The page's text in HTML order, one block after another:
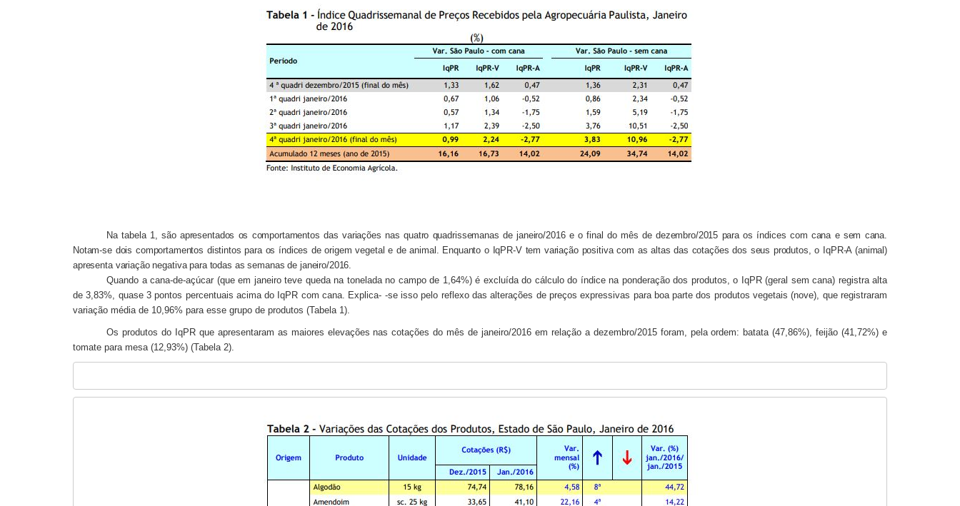
Na tabela 1, são apresentados os comportamentos das variações nas quatro quadrissemanas de janeiro/2016 e o final do mês de dezembro/2015 para os índices com cana e sem cana.
Notam-se dois comportamentos distintos para os índices de origem vegetal e de animal. Enquanto o IqPR-V tem variação positiva com as altas das cotações dos seus produtos, o IqPR-A (animal)
apresenta variação negativa para todas as semanas de janeiro/2016.
Quando a cana-de-açúcar (que em janeiro teve queda na tonelada no campo de 1,64%) é excluída do cálculo do índice na ponderação dos produtos, o IqPR (geral sem cana) registra alta
de 3,83%, quase 3 pontos percentuais acima do IqPR com cana. Explica- -se isso pelo reflexo das alterações de preços expressivas para boa parte dos produtos vegetais (nove), que registraram
variação média de 10,96% para esse grupo de produtos (Tabela 1).
Os produtos do IqPR que apresentaram as maiores elevações nas cotações do mês de janeiro/2016 em relação a dezembro/2015 foram, pela ordem: batata (47,86%), feijão (41,72%) e
tomate para mesa (12,93%) (Tabela 2).